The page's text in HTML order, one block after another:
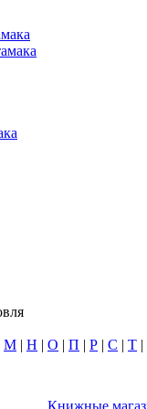
М | Н | О | П | Р | С | Т |
Книжные